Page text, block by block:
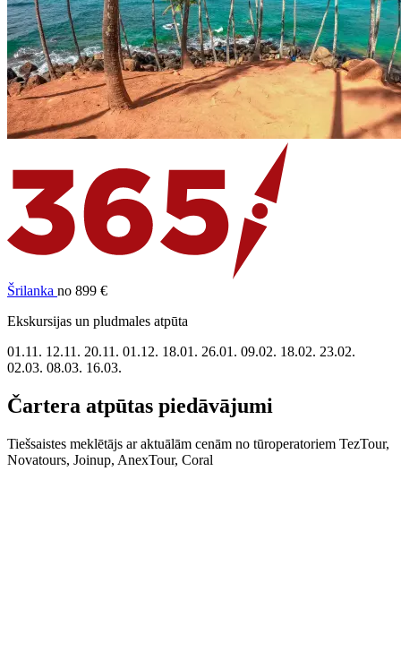
Šrilanka no 899 €
Ekskursijas un pludmales atpūta
01.11. 12.11. 20.11. 01.12. 18.01. 26.01. 09.02. 18.02. 23.02.
02.03. 08.03. 16.03.
Čartera atpūtas piedāvājumi
Tiešsaistes meklētājs ar aktuālām cenām no tūroperatoriem TezTour,
Novatours, Joinup, AnexTour, Coral